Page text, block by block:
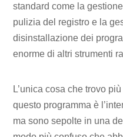
standard come la
pulizia del registro e la
disinstallazione dei
enorme di altri strumenti
L’unica cosa che trovo
questo programma è
ma sono sepolte in una